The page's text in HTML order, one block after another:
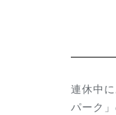
連休中
パーク